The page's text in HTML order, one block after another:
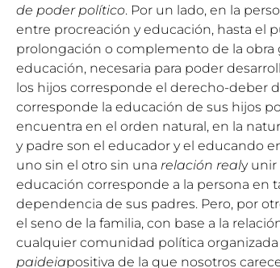
de poder político. Por un lado, en la
entre procreación y educación, hasta el
prolongación o complemento de la obra
educación, necesaria para poder
los hijos corresponde el derecho-deber
corresponde la educación de sus hijos
encuentra en el orden natural, en la
y padre son el educador y el educando
uno sin el otro sin una relación realy unir
educación corresponde a la persona en
dependencia de sus padres. Pero, por
el seno de la familia, con base a la
cualquier comunidad política
paideiapositiva de la que nosotros